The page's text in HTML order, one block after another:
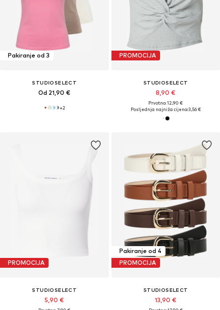
Pakiranje od 3
STUDIOSELECT
Od 21,90 €
+2
PROMOCIJA
STUDIOSELECT
8,90 €
Prvotno: 12,90 €
Posljednja najniža cijena:3,56 €
PROMOCIJA
STUDIOSELECT
5,90 €
Pakiranje od 4
PROMOCIJA
STUDIOSELECT
13,90 €